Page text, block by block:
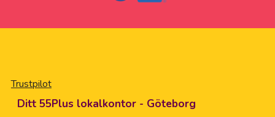
Trustpilot
Ditt 55Plus lokalkontor - Göteborg